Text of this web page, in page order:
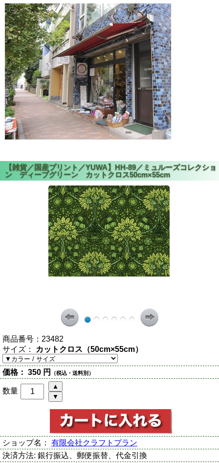
商品番号： 23482
サイズ： カットクロス（50cm×55cm）
価格： 350 円 （税込・送料別）
数量
ショップ名： 有限会社クラフトプラン
決済方法: 銀行振込、郵便振替、代金引換